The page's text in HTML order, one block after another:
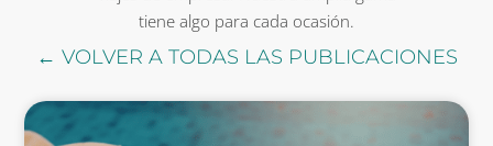
tiene algo para cada ocasión.
← VOLVER A TODAS LAS PUBLICACIONES